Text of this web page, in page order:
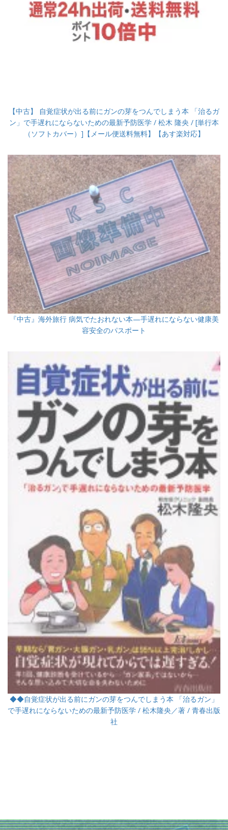
【中古】 自覚症状が出る前にガンの芽をつんでしまう本 「治るガ
ン」で手遅れにならないための最新予防医学 / 松木 隆央 / [単行本
（ソフトカバー）]【メール便送料無料】【あす楽対応】
『中古』海外旅行 病気でたおれない本—手遅れにならない健康美
容安全のパスポート
◆◆自覚症状が出る前にガンの芽をつんでしまう本 「治るガン」
で手遅れにならないための最新予防医学 / 松木隆央／著 / 青春出版
社